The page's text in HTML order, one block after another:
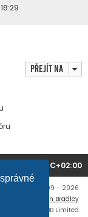
Přejít na
UTC+02:00
mujtank.cz 2009 - 2026
Ian Bradley
© phpBB Limited